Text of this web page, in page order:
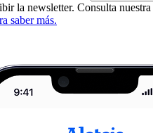
la newsletter. Consulta nuestra
saber más.